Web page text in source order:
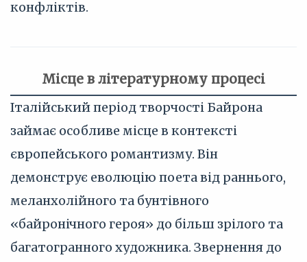
конфліктів.
Місце в літературному процесі
Італійський період творчості Байрона
займає особливе місце в контексті
європейського романтизму. Він
демонструє еволюцію поета від раннього,
меланхолійного та бунтівного
«байронічного героя» до більш зрілого та
багатогранного художника. Звернення до